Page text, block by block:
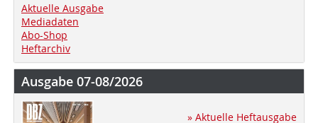
Aktuelle Ausgabe
Mediadaten
Abo-Shop
Heftarchiv
Ausgabe 07-08/2026
» Aktuelle Heftausgabe